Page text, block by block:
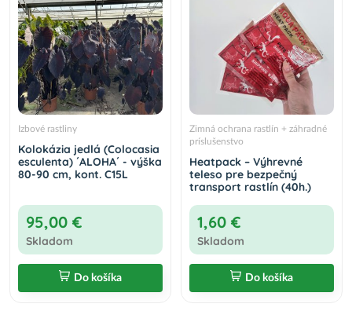
Izbové rastliny
Kolokázia jedlá (Colocasia
esculenta) ´ALOHA´ - výška
80-90 cm, kont. C15L
95,00 €
Skladom
Do košíka
Zimná ochrana rastlín + záhradné
príslušenstvo
Heatpack – Výhrevné
teleso pre bezpečný
transport rastlín (40h.)
1,60 €
Skladom
Do košíka